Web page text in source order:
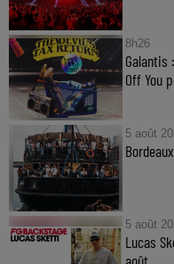
8h26
Galantis
Off You
5 août
5 août
Lucas